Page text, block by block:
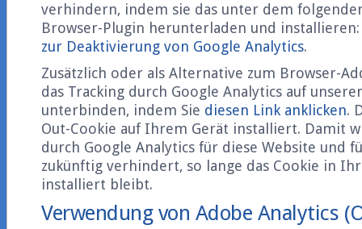
verhindern, indem sie das unter dem
Browser-Plugin herunterladen und
zur Deaktivierung von Google Analytics.
Zusätzlich oder als Alternative zum Browser-
das Tracking durch Google Analytics auf
unterbinden, indem Sie diesen Link anklicken.
Out-Cookie auf Ihrem Gerät installiert. Damit
durch Google Analytics für diese Website und
zukünftig verhindert, so lange das Cookie in
installiert bleibt.
Verwendung von Adobe Analytics